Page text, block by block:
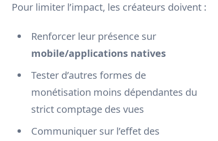
Pour limiter l’impact, les créateurs doivent :
Renforcer leur présence sur
mobile/applications natives
Tester d’autres formes de
monétisation moins dépendantes du
strict comptage des vues
Communiquer sur l’effet des